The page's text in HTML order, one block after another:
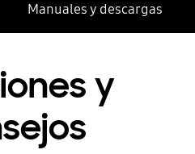
Manuales y descargas
y